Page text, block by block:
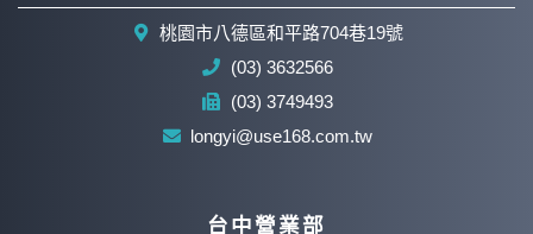
桃園市八德區和平路704巷19號
(03) 3632566
(03) 3749493
longyi@use168.com.tw
台中營業部